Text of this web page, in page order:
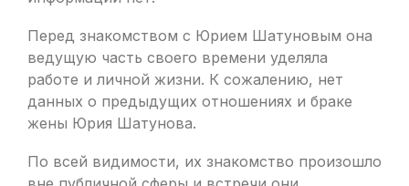
Перед знакомством с Юрием Шатуновым она
ведущую часть своего времени уделяла
работе и личной жизни. К сожалению, нет
данных о предыдущих отношениях и браке
жены Юрия Шатунова.
По всей видимости, их знакомство произошло